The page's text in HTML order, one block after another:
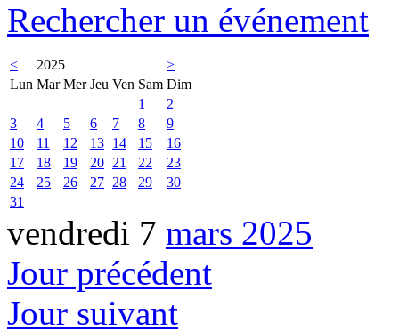
Rechercher un événement
< 2025
>
Lun Mar Mer Jeu Ven Sam Dim
1
2
3
4 5 6 7 8
9
10
11 12 13 14 15
16
17
18 19 20 21 22
23
24
25 26 27 28 29
30
31
vendredi 7 mars 2025
Jour précédent
Jour suivant